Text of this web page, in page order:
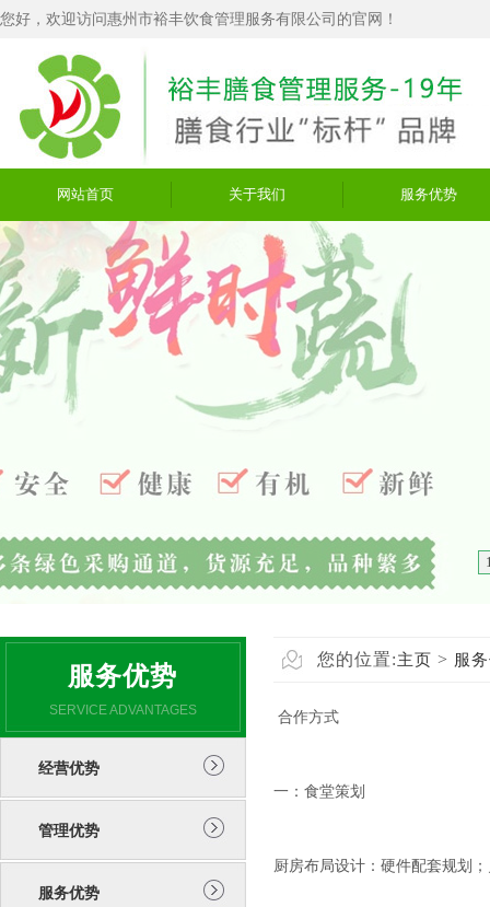
您好，欢迎访问惠州市裕丰饮食管理服务有限公司的官网！
网站首页 关于我们 服务优势
服务优势
SERVICE ADVANTAGES
经营优势
管理优势
服务优势
您的位置:主页 > 服
合作方式
一：食堂策划
厨房布局设计：硬件配套规划